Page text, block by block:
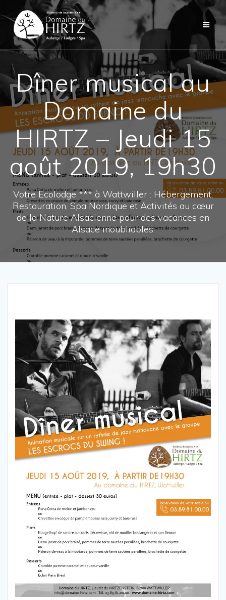
content
Dîner musical au
Domaine du
HIRTZ – Jeudi 15
août 2019, 19h30
Votre Ecolodge *** à Wattwiller : Hébergement,
Restauration, Spa Nordique et Activités au cœur
de la Nature Alsacienne pour des vacances en
Alsace inoubliables.